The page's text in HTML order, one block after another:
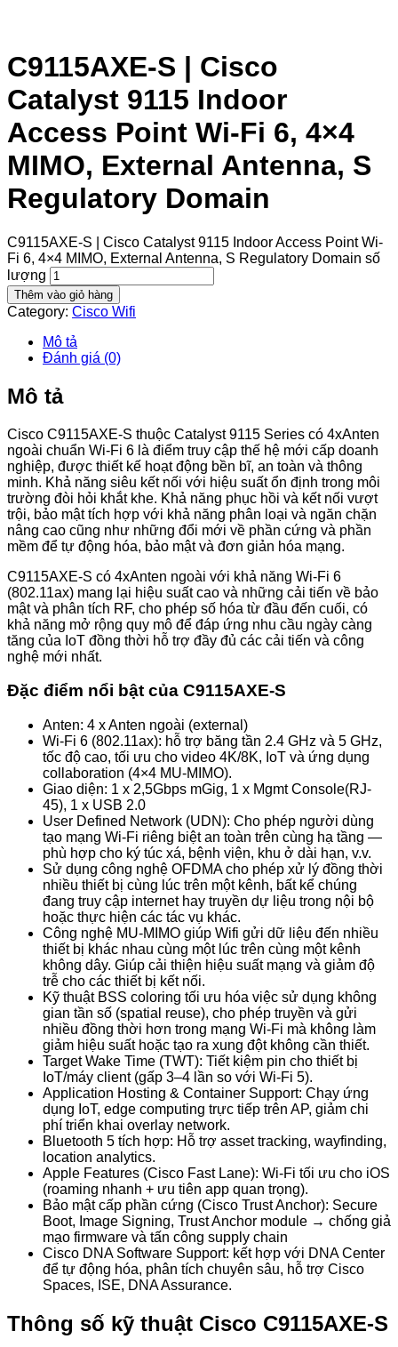
C9115AXE-S | Cisco
Catalyst 9115 Indoor
Access Point Wi-Fi 6, 4×4
MIMO, External Antenna, S
Regulatory Domain
C9115AXE-S | Cisco Catalyst 9115 Indoor Access Point Wi-
Fi 6, 4×4 MIMO, External Antenna, S Regulatory Domain số
lượng
Thêm vào giỏ hàng
Category: Cisco Wifi
Mô tả
Đánh giá (0)
Mô tả
Cisco C9115AXE-S thuộc Catalyst 9115 Series có 4xAnten
ngoài chuẩn Wi-Fi 6 là điểm truy cập thế hệ mới cấp doanh
nghiệp, được thiết kế hoạt động bền bĩ, an toàn và thông
minh. Khả năng siêu kết nối với hiệu suất ổn định trong môi
trường đòi hỏi khắt khe. Khả năng phục hồi và kết nối vượt
trội, bảo mật tích hợp với khả năng phân loại và ngăn chặn
nâng cao cũng như những đổi mới về phần cứng và phần
mềm để tự động hóa, bảo mật và đơn giản hóa mạng.
C9115AXE-S có 4xAnten ngoài với khả năng Wi-Fi 6
(802.11ax) mang lại hiệu suất cao và những cải tiến về bảo
mật và phân tích RF, cho phép số hóa từ đầu đến cuối, có
khả năng mở rộng quy mô để đáp ứng nhu cầu ngày càng
tăng của IoT đồng thời hỗ trợ đầy đủ các cải tiến và công
nghệ mới nhất.
Đặc điểm nổi bật của C9115AXE-S
Anten: 4 x Anten ngoài (external)
Wi-Fi 6 (802.11ax): hỗ trợ băng tần 2.4 GHz và 5 GHz,
tốc độ cao, tối ưu cho video 4K/8K, IoT và ứng dụng
collaboration (4×4 MU-MIMO).
Giao diện: 1 x 2,5Gbps mGig, 1 x Mgmt Console(RJ-
45), 1 x USB 2.0
User Defined Network (UDN): Cho phép người dùng
tạo mạng Wi-Fi riêng biệt an toàn trên cùng hạ tầng —
phù hợp cho ký túc xá, bệnh viện, khu ở dài hạn, v.v.
Sử dụng công nghệ OFDMA cho phép xử lý đồng thời
nhiều thiết bị cùng lúc trên một kênh, bất kể chúng
đang truy cập internet hay truyền dự liệu trong nội bộ
hoặc thực hiện các tác vụ khác.
Công nghệ MU-MIMO giúp Wifi gửi dữ liệu đến nhiều
thiết bị khác nhau cùng một lúc trên cùng một kênh
không dây. Giúp cải thiện hiệu suất mạng và giảm độ
trễ cho các thiết bị kết nối.
Kỹ thuật BSS coloring tối ưu hóa việc sử dụng không
gian tần số (spatial reuse), cho phép truyền và gửi
nhiều đồng thời hơn trong mạng Wi-Fi mà không làm
giảm hiệu suất hoặc tạo ra xung đột không cần thiết.
Target Wake Time (TWT): Tiết kiệm pin cho thiết bị
IoT/máy client (gấp 3–4 lần so với Wi-Fi 5).
Application Hosting & Container Support: Chạy ứng
dụng IoT, edge computing trực tiếp trên AP, giảm chi
phí triển khai overlay network.
Bluetooth 5 tích hợp: Hỗ trợ asset tracking, wayfinding,
location analytics.
Apple Features (Cisco Fast Lane): Wi-Fi tối ưu cho iOS
(roaming nhanh + ưu tiên app quan trọng).
Bảo mật cấp phần cứng (Cisco Trust Anchor): Secure
Boot, Image Signing, Trust Anchor module → chống giả
mạo firmware và tấn công supply chain
Cisco DNA Software Support: kết hợp với DNA Center
để tự động hóa, phân tích chuyên sâu, hỗ trợ Cisco
Spaces, ISE, DNA Assurance.
Thông số kỹ thuật Cisco C9115AXE-S